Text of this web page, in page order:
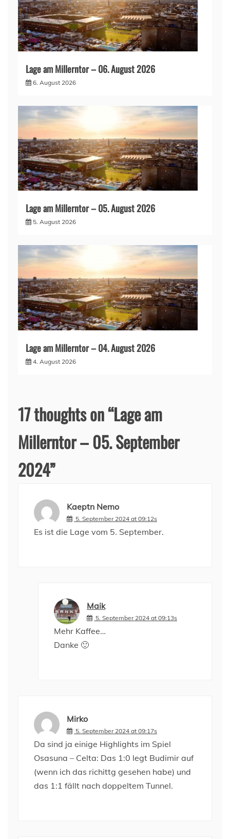
Lage am Millerntor – 06. August 2026
6. August 2026
Lage am Millerntor – 05. August 2026
5. August 2026
Lage am Millerntor – 04. August 2026
4. August 2026
17 thoughts on “Lage am
Millerntor – 05. September
2024”
Kaeptn Nemo
5. September 2024 at 09:12s
Es ist die Lage vom 5. September.
Maik
5. September 2024 at 09:13s
Mehr Kaffee…
Danke 🙂
Mirko
5. September 2024 at 09:17s
Da sind ja einige Highlights im Spiel
Osasuna – Celta: Das 1:0 legt Budimir auf
(wenn ich das richittg gesehen habe) und
das 1:1 fällt nach doppeltem Tunnel.